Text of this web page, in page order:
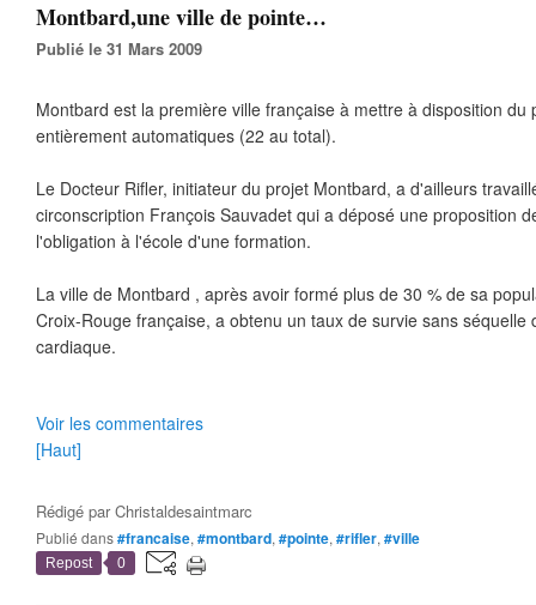
Montbard,une ville de pointe…
Publié le 31 Mars 2009
Montbard est la première ville française à mettre à disposition du
entièrement automatiques (22 au total).
Le Docteur Rifler, initiateur du projet Montbard, a d'ailleurs
circonscription François Sauvadet qui a déposé une proposition
l'obligation à l'école d'une formation.
La ville de Montbard , après avoir formé plus de 30 % de sa
Croix-Rouge française, a obtenu un taux de survie sans séquelle
cardiaque.
Voir les commentaires
[Haut]
Rédigé parChristaldesaintmarc
Publié dans#francaise, #montbard, #pointe, #rifler, #ville
Repost 0